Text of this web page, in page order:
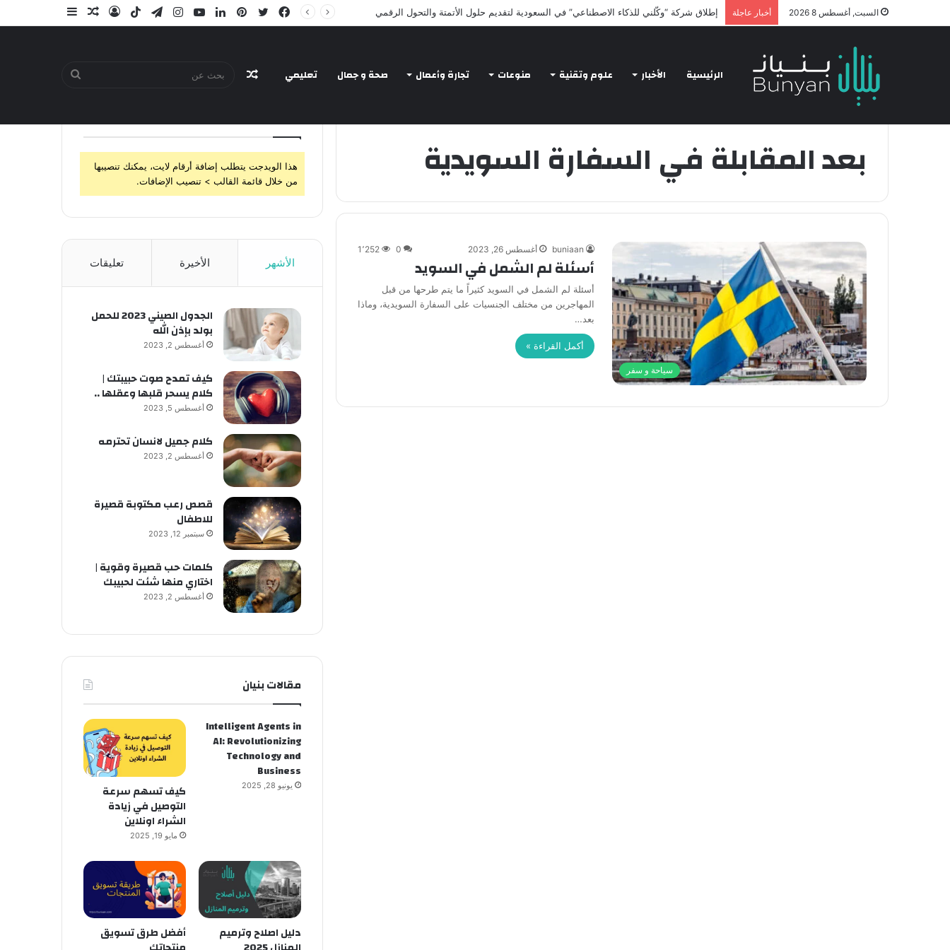
السبت, أغسطس 8 2026 أخبار عاجلة إطلاق شركة “وكّلني للذكاء الاصطناعي” في السعودية لتقديم حلول الأتمتة والتحول الرقمي
إضافةمقالتسجيل
‫TikTok تيلقرام
انستقراميوتيوبلينكدإن
بينتيريستتويتر
فيسبوك
الرئيسية الأخبار علوم وتقنية منوعات تجارة وأعمال صحة و جمال تعليمي بحث مقال
عشوائي بعد المقابلة في السفارة السويدية
سياحة و سفر
buniaan أغسطس 26, 2023 0 1٬252
أسئلة لم الشمل في السويد
أسئلة لم الشمل في السويد كثيراً ما يتم طرحها من قبل
المهاجرين من مختلف الجنسيات على السفارة السويدية، وماذا
بعد…
أكمل القراءة »
هذا الويدجت يتطلب إضافة أرقام لايت، يمكنك تنصيبها
من خلال قائمة القالب > تنصيب الإضافات.
الأشهر الأخيرة تعليقات
الجدول الصيني 2023 للحمل
بولد بإذن الله
أغسطس 2, 2023
كيف تمدح صوت حبيبتك |
كلام يسحر قلبها وعقلها ..
أغسطس 5, 2023
كلام جميل لانسان تحترمه
أغسطس 2, 2023
قصص رعب مكتوبة قصيرة
للاطفال
سبتمبر 12, 2023
كلمات حب قصيرة وقوية |
اختاري منها شئت لحبيبك
أغسطس 2, 2023
مقالات بنيان
Intelligent Agents in
AI: Revolutionizing
Technology and
Business
يونيو 28, 2025
كيف تسهم سرعة
التوصيل في زيادة
الشراء اونلاين
مايو 19, 2025
دليل اصلاح وترميم
أفضل طرق تسويق